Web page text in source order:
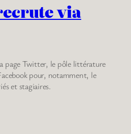
via
page Twitter, le pôle littérature
pour, notamment, le
et stagiaires.